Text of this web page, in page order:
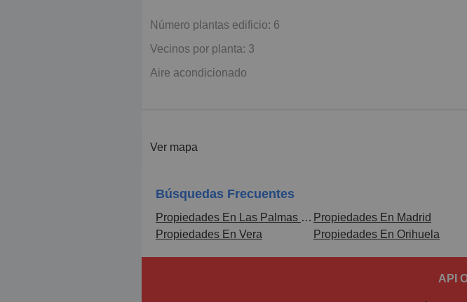
Número plantas edificio: 6
Vecinos por planta: 3
Aire acondicionado
Ver mapa
Búsquedas Frecuentes
Propiedades En Las Palmas de Gran Canaria Propiedades En Madrid
Propiedades En Vera
Propiedades En Orihuela
API